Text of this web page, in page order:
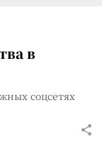
в
соцсетях